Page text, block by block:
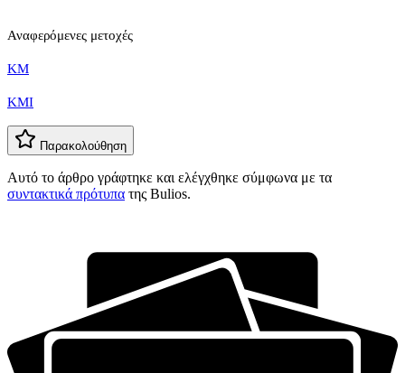
Αναφερόμενες μετοχές
KM
KMI
Παρακολούθηση
Αυτό το άρθρο γράφτηκε και ελέγχθηκε σύμφωνα με τα
συντακτικά πρότυπα της Bulios.